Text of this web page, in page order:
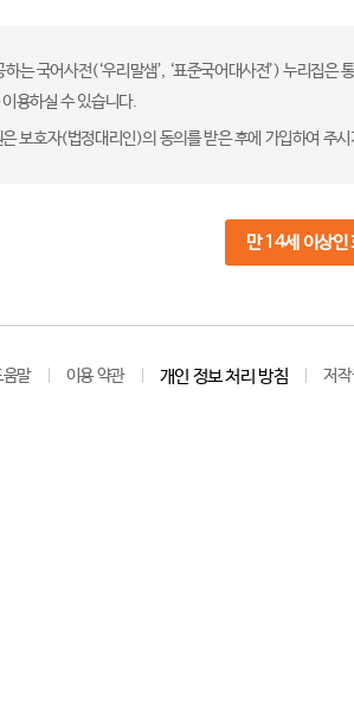
는 국어사전(‘우리말샘’, ‘표준국어대사전’) 누리집
용하실 수 있습니다.
보호자(법정대리인)의 동의를 받은 후에 가입하여 주
만 14세 이상인
움말 이용 약관 개인 정보 처리 방침 저